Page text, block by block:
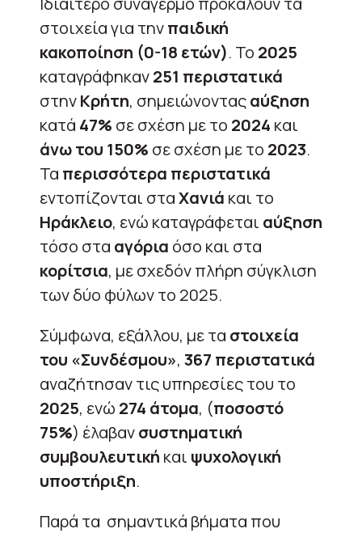
στοιχεία για τηνπαιδική
κακοποίηση (0-18 ετών). Το 2025
καταγράφηκαν251 περιστατικά
στηνΚρήτη, σημειώνονταςαύξηση
κατά 47% σε σχέση με το 2024 και
άνω του 150% σε σχέση με το 2023.
Τα περισσότερα περιστατικά
εντοπίζονται σταΧανιά και το
Ηράκλειο, ενώ καταγράφεται αύξηση
τόσο στα αγόρια όσο και στα
κορίτσια, με σχεδόν πλήρη σύγκλιση
των δύο φύλων το 2025.
Σύμφωνα, εξάλλου, με τα στοιχεία
του «Συνδέσμου», 367 περιστατικά
αναζήτησαν τις υπηρεσίες του το
2025, ενώ 274 άτομα, (ποσοστό
75%) έλαβανσυστηματική
συμβουλευτική και ψυχολογική
υποστήριξη.
Παρά τα σημαντικά βήματα που